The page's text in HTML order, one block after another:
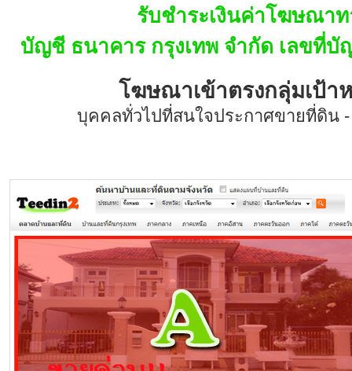
รับชำระเงินค่าโฆษณาท
บัญชี ธนาคาร กรุงเทพ จำกัด เลขที่บั
โฆษณาเข้าตรงกลุ่มเป้า
บุคคลทั่วไปที่สนใจประกาศขายที่ดิน